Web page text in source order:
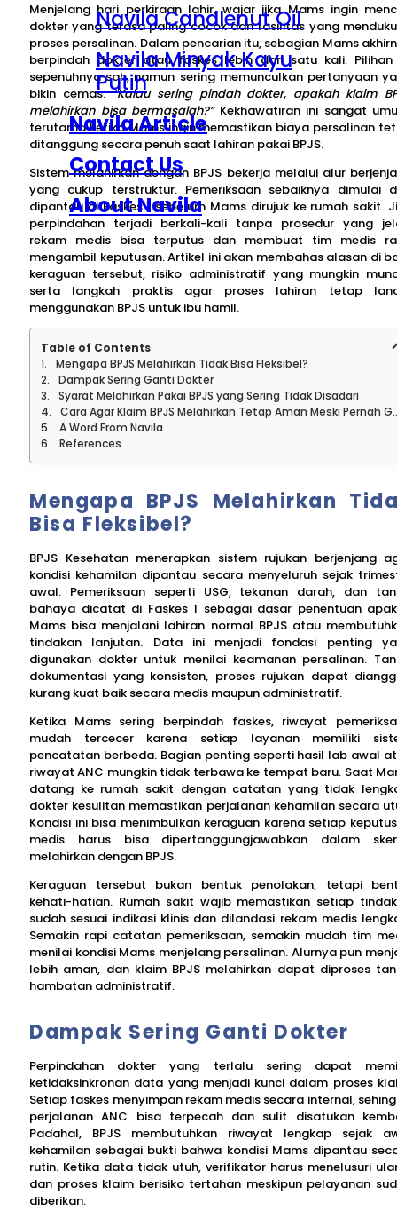
Navila Candlenut Oil
Navila Minyak Kayu
Putih
Navila Article
Contact Us
About Navila
Menjelang hari perkiraan lahir, wajar jika Mams ingin
dokter yang terasa paling cocok dan fasilitas yang
proses persalinan. Dalam pencarian itu, sebagian Mams
berpindah dokter atau faskes lebih dari satu kali. Pilihan
sepenuhnya sah, namun sering memunculkan pertanyaan
bikin cemas:“Kalau sering pindah dokter, apakah klaim
melahirkan bisa bermasalah?”Kekhawatiran ini sangat
terutama ketika Mams ingin memastikan biaya persalinan
ditanggung secara penuh saat lahiran pakai BPJS.
Sistem melahirkan dengan BPJS bekerja melalui alur
yang cukup terstruktur. Pemeriksaan sebaiknya dimulai
dipantau di Faskes 1 sebelum Mams dirujuk ke rumah sakit.
perpindahan terjadi berkali-kali tanpa prosedur yang
rekam medis bisa terputus dan membuat tim medis
mengambil keputusan. Artikel ini akan membahas alasan di
keraguan tersebut, risiko administratif yang mungkin
serta langkah praktis agar proses lahiran tetap
menggunakan BPJS untuk ibu hamil.
Table of Contents
Mengapa BPJS Melahirkan Tidak Bisa Fleksibel?
Dampak Sering Ganti Dokter
Syarat Melahirkan Pakai BPJS yang Sering Tidak Disadari
Cara Agar Klaim BPJS Melahirkan Tetap Aman Meski Pernah Ganti Dokter
A Word From Navila
References
Mengapa BPJS Melahirkan
Bisa Fleksibel?
BPJS Kesehatan menerapkan sistem rujukan berjenjang
kondisi kehamilan dipantau secara menyeluruh sejak
awal. Pemeriksaan seperti USG, tekanan darah, dan
bahaya dicatat di Faskes 1 sebagai dasar penentuan
Mams bisa menjalani lahiran normal BPJS atau
tindakan lanjutan. Data ini menjadi fondasi penting
digunakan dokter untuk menilai keamanan persalinan.
dokumentasi yang konsisten, proses rujukan dapat
kurang kuat baik secara medis maupun administratif.
Ketika Mams sering berpindah faskes, riwayat
mudah tercecer karena setiap layanan memiliki
pencatatan berbeda. Bagian penting seperti hasil lab awal
riwayat ANC mungkin tidak terbawa ke tempat baru. Saat
datang ke rumah sakit dengan catatan yang tidak
dokter kesulitan memastikan perjalanan kehamilan secara
Kondisi ini bisa menimbulkan keraguan karena setiap
medis harus bisa dipertanggungjawabkan dalam
melahirkan dengan BPJS.
Keraguan tersebut bukan bentuk penolakan, tetapi
kehati-hatian. Rumah sakit wajib memastikan setiap
sudah sesuai indikasi klinis dan dilandasi rekam medis
Semakin rapi catatan pemeriksaan, semakin mudah tim
menilai kondisi Mams menjelang persalinan. Alurnya pun
lebih aman, dan klaim BPJS melahirkan dapat diproses
hambatan administratif.
Dampak Sering Ganti Dokter
Perpindahan dokter yang terlalu sering dapat
ketidaksinkronan data yang menjadi kunci dalam proses
Setiap faskes menyimpan rekam medis secara internal,
perjalanan ANC bisa terpecah dan sulit disatukan
Padahal, BPJS membutuhkan riwayat lengkap sejak
kehamilan sebagai bukti bahwa kondisi Mams dipantau
rutin. Ketika data tidak utuh, verifikator harus menelusuri
dan proses klaim berisiko tertahan meskipun pelayanan
diberikan.